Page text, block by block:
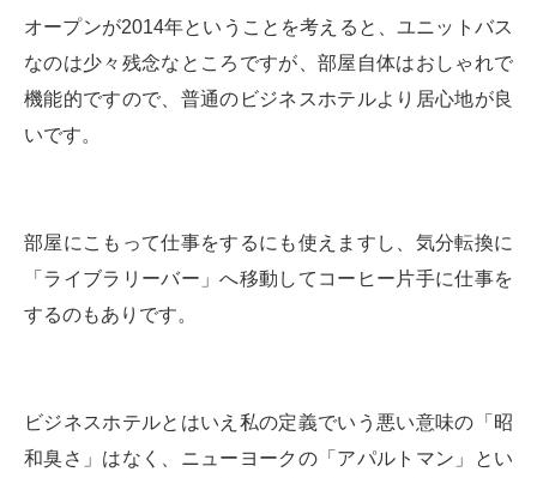
オープンが2014年ということを考えると、ユニットバス
なのは少々残念なところですが、部屋自体はおしゃれで
機能的ですので、普通のビジネスホテルより居心地が良
いです。
部屋にこもって仕事をするにも使えますし、気分転換に
「ライブラリーバー」へ移動してコーヒー片手に仕事を
するのもありです。
ビジネスホテルとはいえ私の定義でいう悪い意味の「昭
和臭さ」はなく、ニューヨークの「アパルトマン」とい